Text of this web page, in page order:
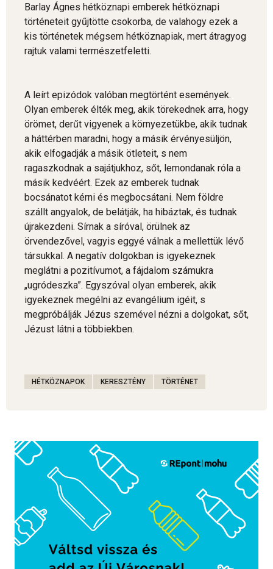
Barlay Ágnes hétköznapi emberek hétköznapi
történeteit gyűjtötte csokorba, de valahogy ezek a
kis történetek mégsem hétköznapiak, mert átragyog
rajtuk valami természetfeletti.
A leírt epizódok valóban megtörtént események.
Olyan emberek élték meg, akik törekednek arra, hogy
örömet, derűt vigyenek a környezetükbe, akik tudnak
a háttérben maradni, hogy a másik érvényesüljön,
akik elfogadják a másik ötleteit, s nem
ragaszkodnak a sajátjukhoz, sőt, lemondanak róla a
másik kedvéért. Ezek az emberek tudnak
bocsánatot kérni és megbocsátani. Nem földre
szállt angyalok, de belátják, ha hibáztak, és tudnak
újrakezdeni. Sírnak a síróval, örülnek az
örvendezővel, vagyis eggyé válnak a mellettük lévő
társukkal. A negatív dolgokban is igyekeznek
meglátni a pozitívumot, a fájdalom számukra
„ugródeszka”. Egyszóval olyan emberek, akik
igyekeznek megélni az evangélium igéit, s
megpróbálják Jézus szemével nézni a dolgokat, sőt,
Jézust látni a többiekben.
HÉTKÖZNAPOK KERESZTÉNY TÖRTÉNET